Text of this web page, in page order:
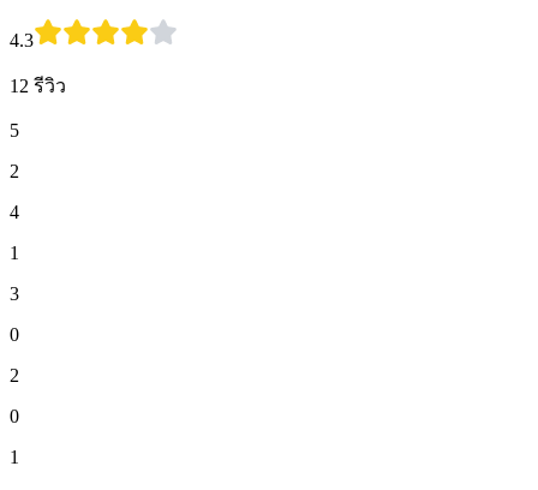
4.3
12 รีวิว
5
2
4
1
3
0
2
0
1